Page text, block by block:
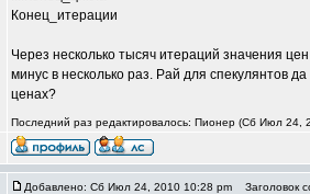
Конец_итерации
Через несколько тысяч итераций значения
минус в несколько раз. Рай для спекулянтов
ценах?
Последний раз редактировалось: Пионер (Сб Июл 24,
Добавлено: Сб Июл 24, 2010 10:28 pm Заголовок